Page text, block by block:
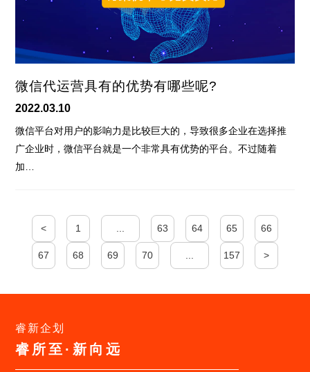
微信代运营具有的优势有哪些呢?
2022.03.10
微信平台对用户的影响力是比较巨大的，导致很多企业在选择推
广企业时，微信平台就是一个非常具有优势的平台。不过随着
加…
< 1 63 64 65 66
67 68 69 70 157 >
睿新企划
睿所至·新向远